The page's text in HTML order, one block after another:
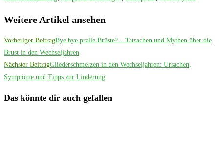
Weitere Artikel ansehen
Vorheriger BeitragBye bye pralle Brüste? – Tatsachen und Mythen über die
Brust in den Wechseljahren
Nächster BeitragGliederschmerzen in den Wechseljahren: Ursachen,
Symptome und Tipps zur Linderung
Das könnte dir auch gefallen